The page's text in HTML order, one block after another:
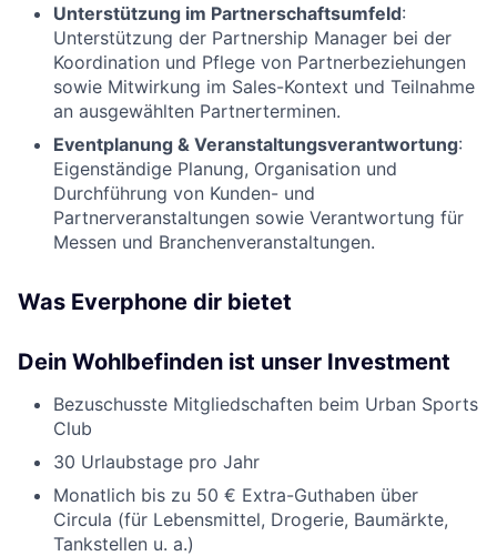
Unterstützung im Partnerschaftsumfeld:
Unterstützung der Partnership Manager bei der
Koordination und Pflege von Partnerbeziehungen
sowie Mitwirkung im Sales-Kontext und Teilnahme
an ausgewählten Partnerterminen.
Eventplanung & Veranstaltungsverantwortung:
Eigenständige Planung, Organisation und
Durchführung von Kunden- und
Partnerveranstaltungen sowie Verantwortung für
Messen und Branchenveranstaltungen.
Was Everphone dir bietet
Dein Wohlbefinden ist unser Investment
Bezuschusste Mitgliedschaften beim Urban Sports
Club
30 Urlaubstage pro Jahr
Monatlich bis zu 50 € Extra-Guthaben über
Circula (für Lebensmittel, Drogerie, Baumärkte,
Tankstellen u. a.)